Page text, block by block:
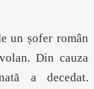
un șofer român
Din cauza
a decedat.